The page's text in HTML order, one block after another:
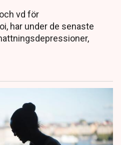
vd för
har under de senaste